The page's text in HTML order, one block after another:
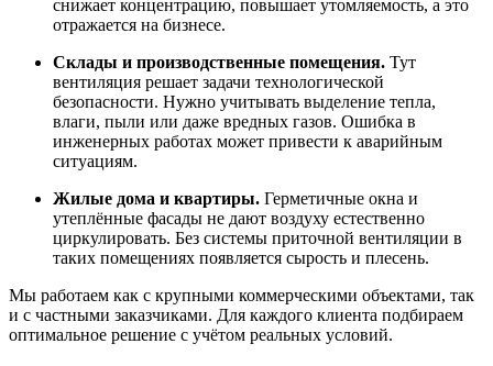
снижает концентрацию, повышает утомляемость, а это
отражается на бизнесе.
Склады и производственные помещения. Тут
вентиляция решает задачи технологической
безопасности. Нужно учитывать выделение тепла,
влаги, пыли или даже вредных газов. Ошибка в
инженерных работах может привести к аварийным
ситуациям.
Жилые дома и квартиры. Герметичные окна и
утеплённые фасады не дают воздуху естественно
циркулировать. Без системы приточной вентиляции в
таких помещениях появляется сырость и плесень.
Мы работаем как с крупными коммерческими объектами, так
и с частными заказчиками. Для каждого клиента подбираем
оптимальное решение с учётом реальных условий.